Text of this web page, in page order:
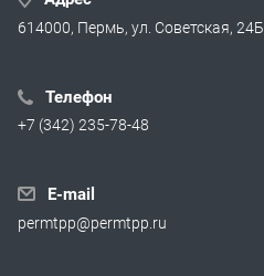
614000, Пермь, ул. Советская, 24Б
Телефон
+7 (342) 235-78-48
E-mail
permtpp@permtpp.ru